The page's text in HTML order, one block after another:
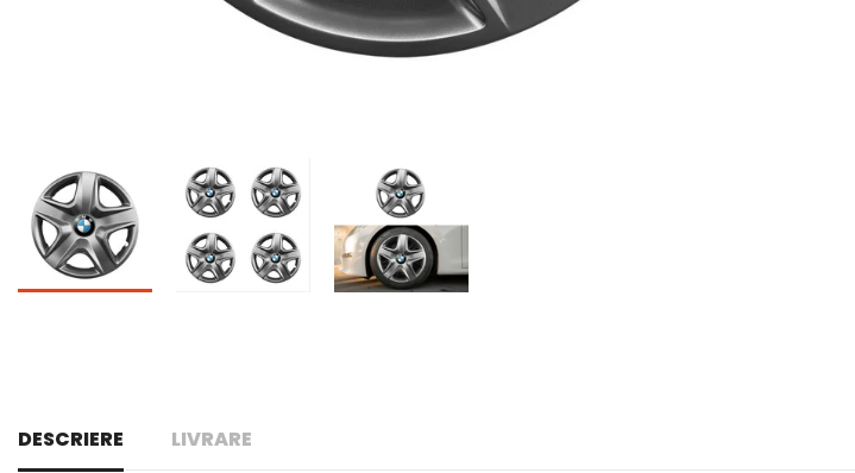
DESCRIERE LIVRARE